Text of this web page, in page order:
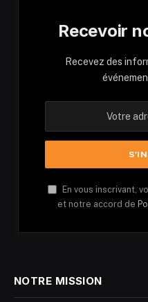
Recevoir
Recevez des
En vous inscrivant,
et notre accord de
NOTRE MISSION